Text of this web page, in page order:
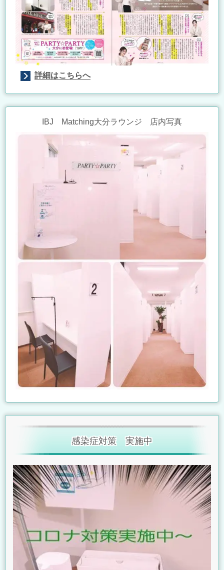
詳細はこちらへ
IBJ Matching大分ラウンジ 店内写真
感染症対策 実施中